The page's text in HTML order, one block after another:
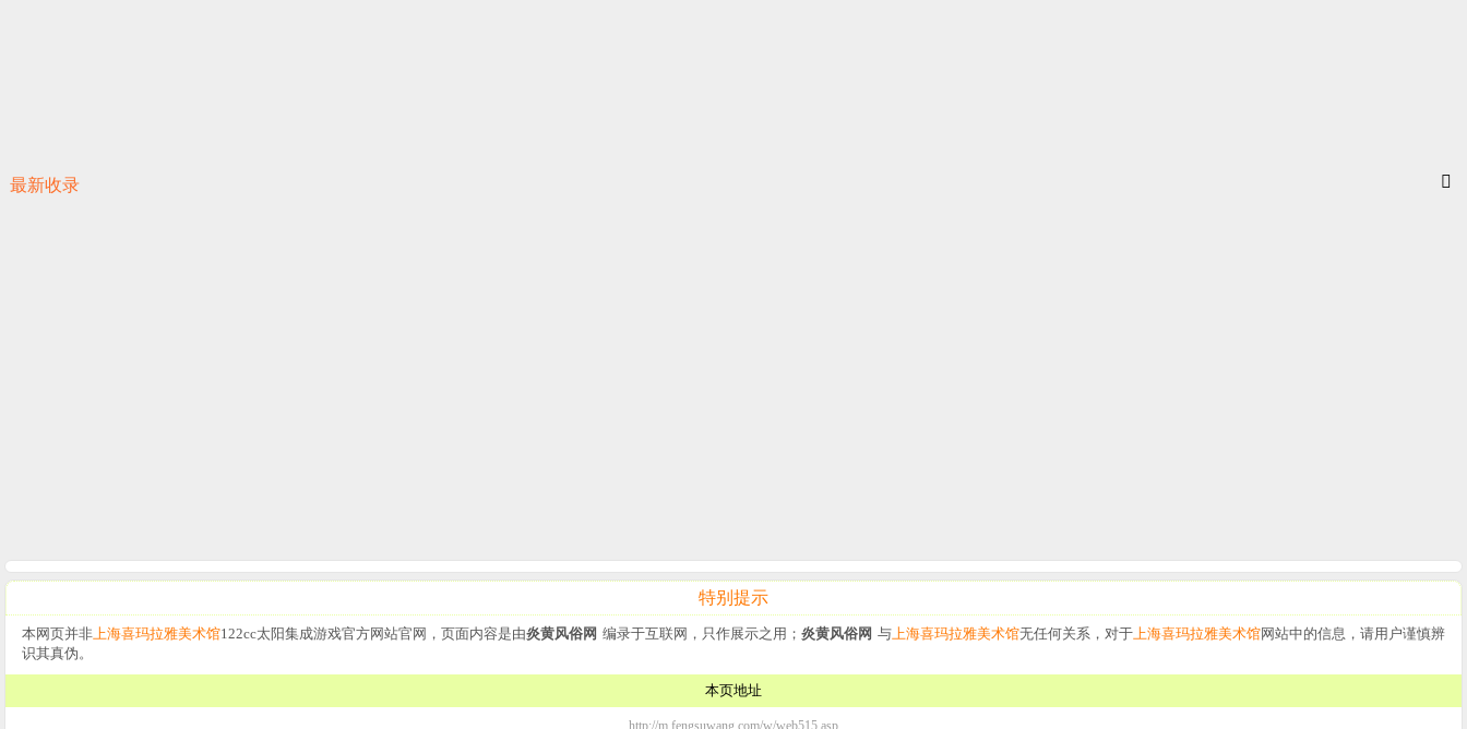
最新收录
特别提示
本网页并非 上海喜玛拉雅美术馆122cc太阳集成游戏官方网站官网，页面内容是由炎黄风俗网 编录于互联网，只作展示之用； 炎黄风俗网 与 上海喜玛拉雅美术馆无任何关系，对于 上海喜玛拉雅美术馆网站中的信息，请用户谨慎辨
识其真伪。
本页地址
http://m.fengsuwang.com/w/web515.asp